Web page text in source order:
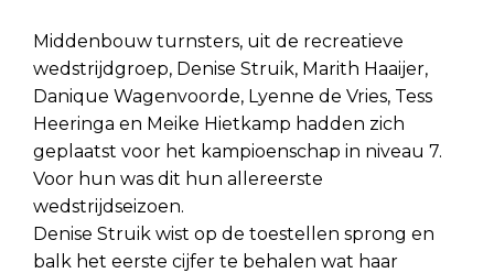
Middenbouw turnsters, uit de recreatieve
wedstrijdgroep, Denise Struik, Marith Haaijer,
Danique Wagenvoorde, Lyenne de Vries, Tess
Heeringa en Meike Hietkamp hadden zich
geplaatst voor het kampioenschap in niveau 7.
Voor hun was dit hun allereerste
wedstrijdseizoen.
Denise Struik wist op de toestellen sprong en
balk het eerste cijfer te behalen wat haar